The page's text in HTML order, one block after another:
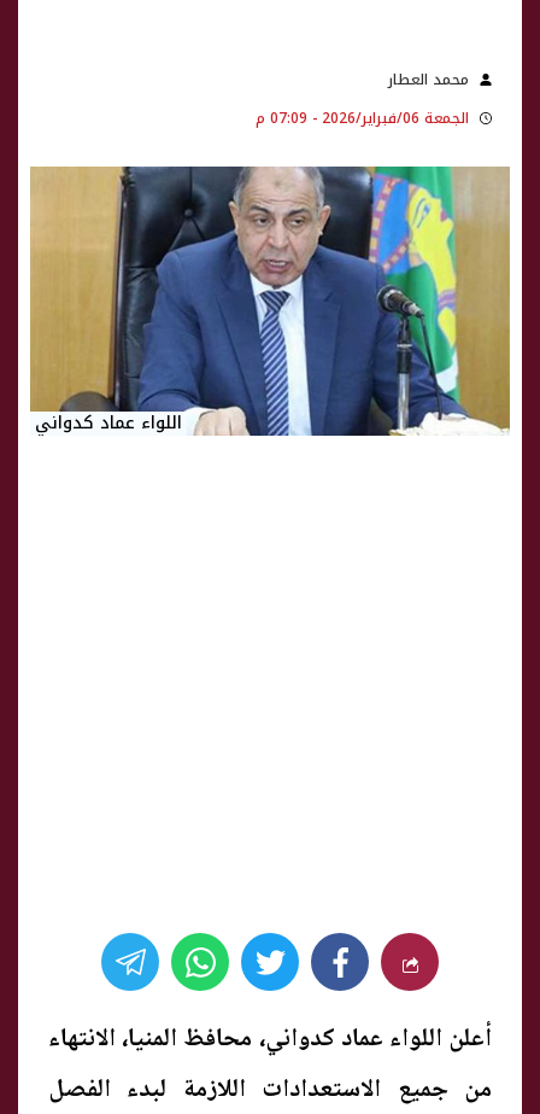
محمد العطار
الجمعة 06/فبراير/2026 - 07:09 م
اللواء عماد كدواني
أعلن اللواء عماد كدواني، محافظ المنيا، الانتهاء
من جميع الاستعدادات اللازمة لبدء الفصل